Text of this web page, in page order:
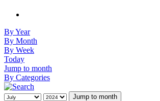
By Year
By Month
By Week
Today
Jump to month
By Categories
Jump to month